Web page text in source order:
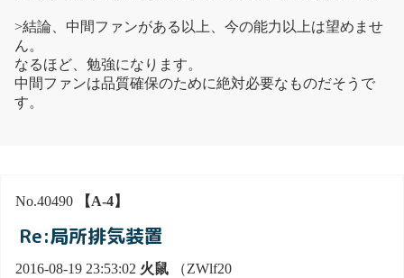
>結論、中間ファンがある以上、今の能力以上は望めませ
ん。
なるほど、勉強になります。
中間ファンは品質確保のために絶対必要なものだそうで
す。
No.40490 【A-4】
Re:局所排気装置
2016-08-19 23:53:02 火鼠 （ZWlf20